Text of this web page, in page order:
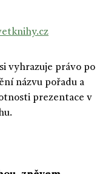
vyhrazuje právo po
názvu pořadu a
prezentace v